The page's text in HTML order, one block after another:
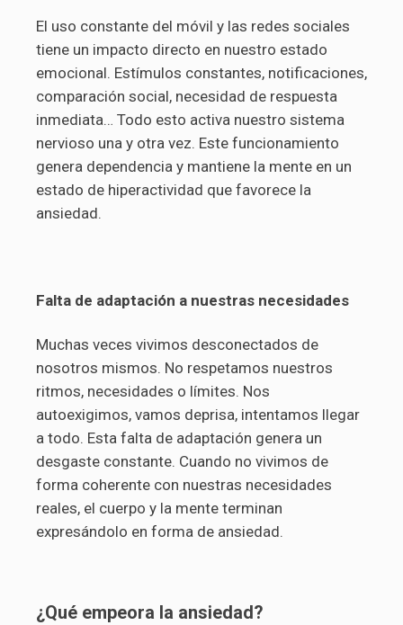
El uso constante del móvil y las redes sociales
tiene un impacto directo en nuestro estado
emocional. Estímulos constantes, notificaciones,
comparación social, necesidad de respuesta
inmediata… Todo esto activa nuestro sistema
nervioso una y otra vez. Este funcionamiento
genera dependencia y mantiene la mente en un
estado de hiperactividad que favorece la
ansiedad.
Falta de adaptación a nuestras necesidades
Muchas veces vivimos desconectados de
nosotros mismos. No respetamos nuestros
ritmos, necesidades o límites. Nos
autoexigimos, vamos deprisa, intentamos llegar
a todo. Esta falta de adaptación genera un
desgaste constante. Cuando no vivimos de
forma coherente con nuestras necesidades
reales, el cuerpo y la mente terminan
expresándolo en forma de ansiedad.
¿Qué empeora la ansiedad?